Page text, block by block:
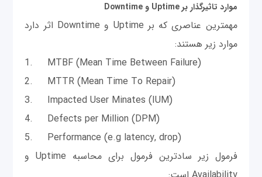
موارد تاثیرگذار برUptime و Downtime
مهمترین عناصری که بر Uptime و Downtime اثر دارد
موارد زیر هستند:
1. MTBF (Mean Time Between Failure)
2. MTTR (Mean Time To Repair)
3. Impacted User Minates (IUM)
4. Defects per Million (DPM)
5. Performance (e.g latency, drop)
فرمول زیر ساد‌ترین فرمول برای محاسبه Uptime و